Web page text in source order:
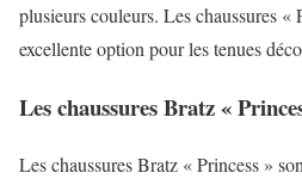
plusieurs couleurs. Les chaussures
excellente option pour les tenues
Les chaussures Bratz «
Les chaussures Bratz « Princess »